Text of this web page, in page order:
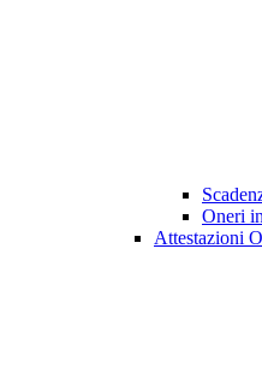
Oneri
Attestazioni